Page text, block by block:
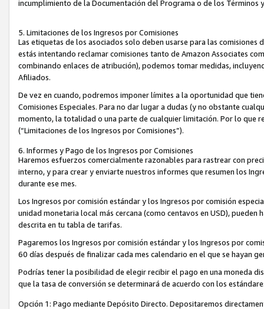
incumplimiento de la Documentación del Programa o de los Términos
5. Limitaciones de los Ingresos por Comisiones
Las etiquetas de los asociados solo deben usarse para las
estás intentando reclamar comisiones tanto de Amazon Associates
combinando enlaces de atribución), podemos tomar medidas,
Afiliados.
De vez en cuando, podremos imponer límites a la oportunidad que
Comisiones Especiales. Para no dar lugar a dudas (y no obstante
momento, la totalidad o una parte de cualquier limitación. Por lo que
(“Limitaciones de los Ingresos por Comisiones”).
6. Informes y Pago de los Ingresos por Comisiones
Haremos esfuerzos comercialmente razonables para rastrear con
interno, y para crear y enviarte nuestros informes que resumen los
durante ese mes.
Los Ingresos por comisión estándar y los Ingresos por comisión
unidad monetaria local más cercana (como centavos en USD),
descrita en tu tabla de tarifas.
Pagaremos los Ingresos por comisión estándar y los Ingresos por
60 días después de finalizar cada mes calendario en el que se hayan
Podrías tener la posibilidad de elegir recibir el pago en una moneda
que la tasa de conversión se determinará de acuerdo con los
Opción 1: Pago mediante Depósito Directo. Depositaremos